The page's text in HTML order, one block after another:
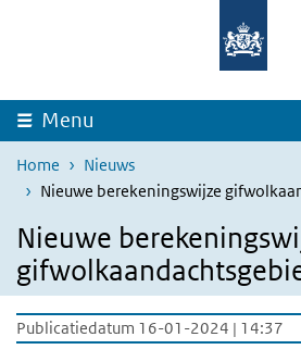
Overslaan en naar de inhoud gaan
Menu
Home
Nieuws
Nieuwe berekeningswijze
Nieuwe
Publicatiedatum 16-01-2024 | 14:37